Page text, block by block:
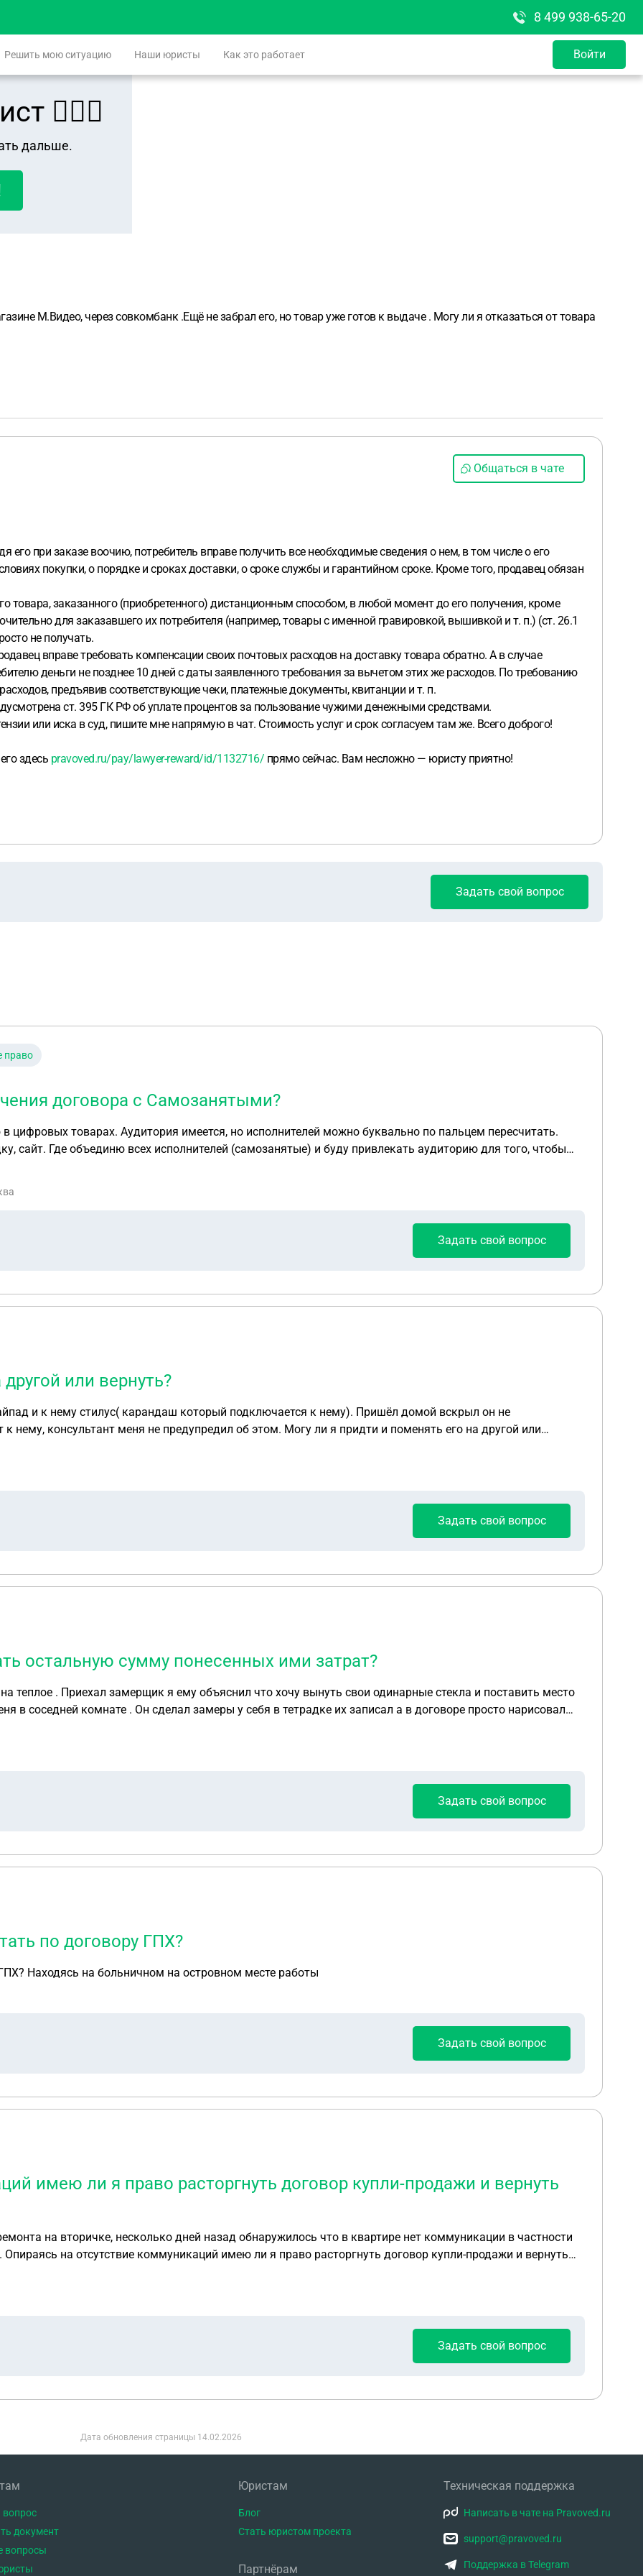
8 499 938-65-20
Решить мою ситуацию Наши юристы Как это работает Войти
👨🏻‍⚖️
дальше.
М.Видео, через совкомбанк .Ещё не забрал его, но товар уже готов к выдаче . Могу ли я отказаться от товара
Общаться в чате
его при заказе воочию, потребитель вправе получить все необходимые сведения о нем, в том числе о его
покупки, о порядке и сроках доставки, о сроке службы и гарантийном сроке. Кроме того, продавец обязан
товара, заказанного (приобретенного) дистанционным способом, в любой момент до его получения, кроме
для заказавшего их потребителя (например, товары с именной гравировкой, вышивкой и т. п.) (ст. 26.1
не получать.
вправе требовать компенсации своих почтовых расходов на доставку товара обратно. А в случае
деньги не позднее 10 дней с даты заявленного требования за вычетом этих же расходов. По требованию
предъявив соответствующие чеки, платежные документы, квитанции и т. п.
ст. 395 ГК РФ об уплате процентов за пользование чужими денежными средствами.
или иска в суд, пишите мне напрямую в чат. Стоимость услуг и срок согласуем там же. Всего доброго!
здесь pravoved.ru/pay/lawyer-reward/id/1132716/ прямо сейчас. Вам несложно — юристу приятно!
Задать свой вопрос
право
договора с Самозанятыми?
я заключаю договор с самозанятым. Но он не работает по
и договор. Все платежи будут проходить через мой эквайринг ИП
и хочу проработать данный момент.
Задать свой вопрос
или вернуть?
и к нему стилус( карандаш который подключается к нему). Пришёл домой вскрыл он не
нему, консультант меня не предупредил об этом. Могу ли я придти и поменять его на другой или
Задать свой вопрос
остальную сумму понесенных ими затрат?
теплое . Приехал замерщик я ему объяснил что хочу вынуть свои одинарные стекла и поставить место
в соседней комнате . Он сделал замеры у себя в тетрадке их записал а в договоре просто нарисовал
. Привезли стеклопакеты с рамами и сказали мы их вставим в ваши рамы . При этом оконный просвет
Задать свой вопрос
по договору ГПХ?
Находясь на больничном на островном месте работы
Задать свой вопрос
имею ли я право расторгнуть договор купли-продажи и вернуть
на вторичке, несколько дней назад обнаружилось что в квартире нет коммуникации в частности
на отсутствие коммуникаций имею ли я право расторгнуть договор купли-продажи и вернуть
Задать свой вопрос
Дата обновления страницы 14.02.2026
вопрос
документ
вопросы
Юристам
Блог
Стать юристом проекта
Партнёрам
Техническая поддержка
Написать в чате на Pravoved.ru
support@pravoved.ru
Поддержка в Telegram